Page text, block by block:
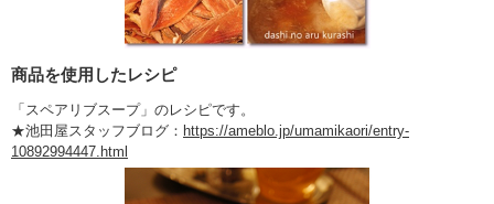
商品を使用したレシピ
「スペアリブスープ」のレシピです。
★池田屋スタッフブログ： https://ameblo.jp/umamikaori/entry-
10892994447.html